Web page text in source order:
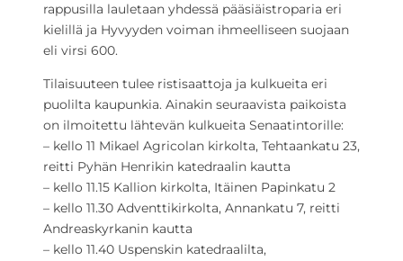
rappusilla lauletaan yhdessä pääsiäistroparia eri
kielillä ja Hyvyyden voiman ihmeelliseen suojaan
eli virsi 600.
Tilaisuuteen tulee ristisaattoja ja kulkueita eri
puolilta kaupunkia. Ainakin seuraavista paikoista
on ilmoitettu lähtevän kulkueita Senaatintorille:
– kello 11 Mikael Agricolan kirkolta, Tehtaankatu 23,
reitti Pyhän Henrikin katedraalin kautta
– kello 11.15 Kallion kirkolta, Itäinen Papinkatu 2
– kello 11.30 Adventtikirkolta, Annankatu 7, reitti
Andreaskyrkanin kautta
– kello 11.40 Uspenskin katedraalilta,